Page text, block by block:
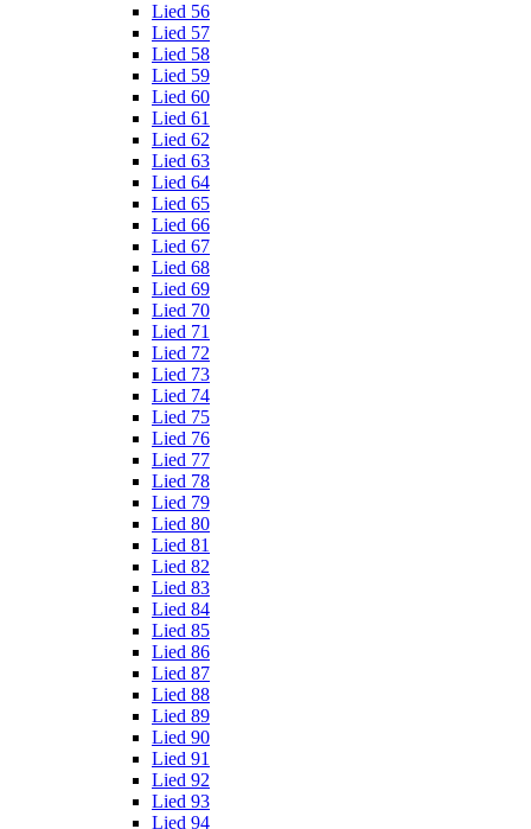
Lied 56
Lied 57
Lied 58
Lied 59
Lied 60
Lied 61
Lied 62
Lied 63
Lied 64
Lied 65
Lied 66
Lied 67
Lied 68
Lied 69
Lied 70
Lied 71
Lied 72
Lied 73
Lied 74
Lied 75
Lied 76
Lied 77
Lied 78
Lied 79
Lied 80
Lied 81
Lied 82
Lied 83
Lied 84
Lied 85
Lied 86
Lied 87
Lied 88
Lied 89
Lied 90
Lied 91
Lied 92
Lied 93
Lied 94